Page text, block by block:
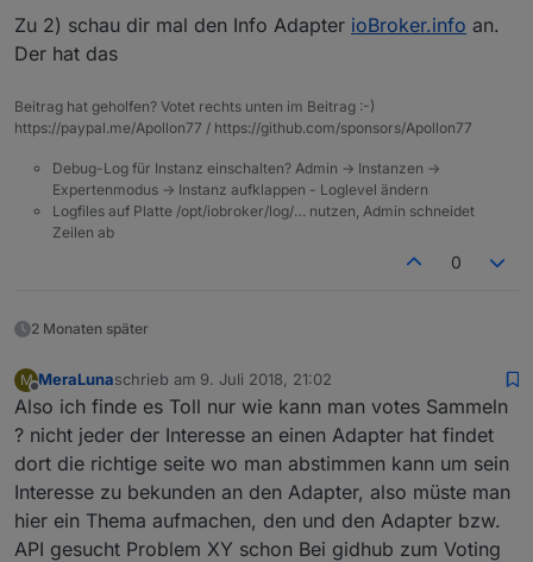
Zu 2) schau dir mal den Info Adapter ioBroker.info an.
Der hat das
Beitrag hat geholfen? Votet rechts unten im Beitrag :-)
https://paypal.me/Apollon77 / https://github.com/sponsors/Apollon77
Debug-Log für Instanz einschalten? Admin -> Instanzen ->
Expertenmodus -> Instanz aufklappen - Loglevel ändern
Logfiles auf Platte /opt/iobroker/log/… nutzen, Admin schneidet
Zeilen ab
0
2 Monaten später
M
Offline
MeraLunaschrieb am 9. Juli 2018, 21:02
zuletzt editiert von
Also ich finde es Toll nur wie kann man votes Sammeln
? nicht jeder der Interesse an einen Adapter hat findet
dort die richtige seite wo man abstimmen kann um sein
Interesse zu bekunden an den Adapter, also müste man
hier ein Thema aufmachen, den und den Adapter bzw.
API gesucht Problem XY schon Bei gidhub zum Voting